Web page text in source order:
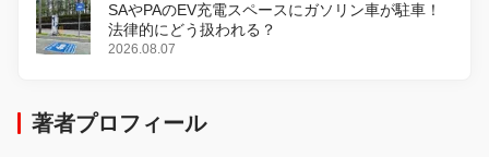
SAやPAのEV充電スペースにガソリン車が駐車！
法律的にどう扱われる？
2026.08.07
著者プロフィール